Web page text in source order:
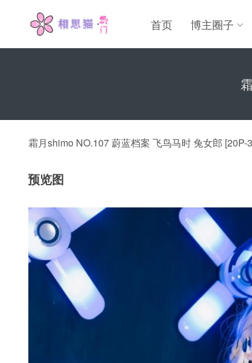
首页 博主圈子
霜月shimo NO.107 蔚蓝档案 飞鸟马时 兔女郎 [20P-
预览图